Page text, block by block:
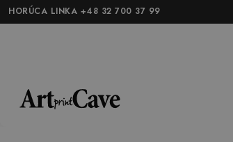
HORÚCA LINKA +48 32 700 37 99